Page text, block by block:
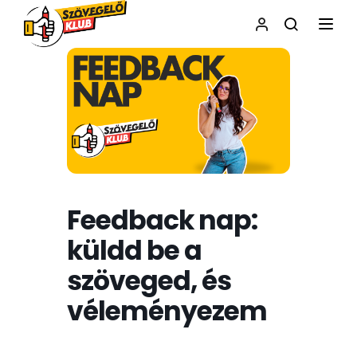
Feedback nap:
küldd be a
szöveged, és
véleményezem